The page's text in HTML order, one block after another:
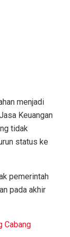
menjadi
Keuangan
tidak
status ke
pemerintah
pada akhir
Cabang